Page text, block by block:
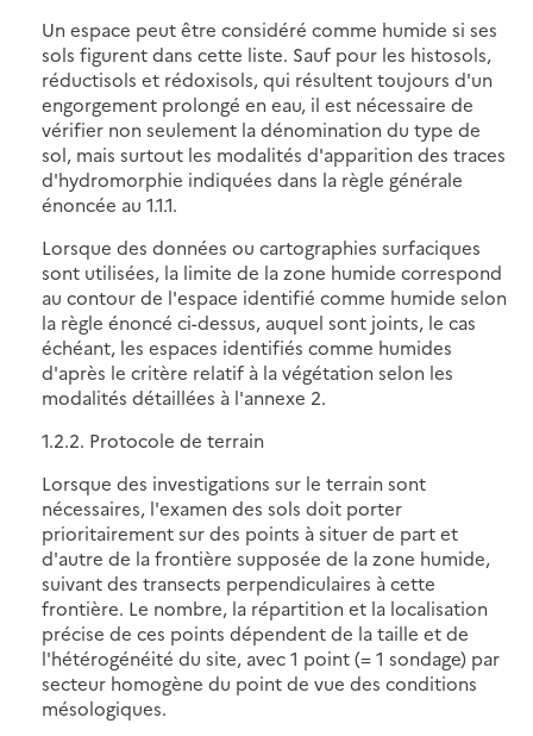
Un espace peut être considéré comme humide si ses
sols figurent dans cette liste. Sauf pour les histosols,
réductisols et rédoxisols, qui résultent toujours d'un
engorgement prolongé en eau, il est nécessaire de
vérifier non seulement la dénomination du type de
sol, mais surtout les modalités d'apparition des traces
d'hydromorphie indiquées dans la règle générale
énoncée au 1.1.1.
Lorsque des données ou cartographies surfaciques
sont utilisées, la limite de la zone humide correspond
au contour de l'espace identifié comme humide selon
la règle énoncé ci-dessus, auquel sont joints, le cas
échéant, les espaces identifiés comme humides
d'après le critère relatif à la végétation selon les
modalités détaillées à l'annexe 2.
1.2.2. Protocole de terrain
Lorsque des investigations sur le terrain sont
nécessaires, l'examen des sols doit porter
prioritairement sur des points à situer de part et
d'autre de la frontière supposée de la zone humide,
suivant des transects perpendiculaires à cette
frontière. Le nombre, la répartition et la localisation
précise de ces points dépendent de la taille et de
l'hétérogénéité du site, avec 1 point (= 1 sondage) par
secteur homogène du point de vue des conditions
mésologiques.